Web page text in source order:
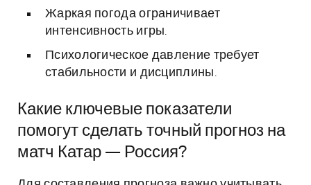
Жаркая погода ограничивает
интенсивность игры.
Психологическое давление требует
стабильности и дисциплины.
Какие ключевые показатели
помогут сделать точный прогноз на
матч Катар — Россия?